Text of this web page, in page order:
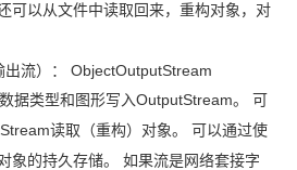
可以从文件中读取回来，重构对象，对
出流）： ObjectOutputStream
据类型和图形写入OutputStream。 可
读取（重构）对象。 可以通过使
象的持久存储。 如果流是网络套接字